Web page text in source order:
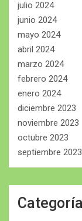
julio 2024
junio 2024
mayo 2024
abril 2024
marzo 2024
febrero 2024
enero 2024
diciembre 2023
noviembre 2023
octubre 2023
septiembre 2023